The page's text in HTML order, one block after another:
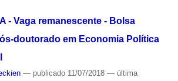
- Vaga remanescente - Bolsa
doutorado em Economia Política
— publicado11/07/2018 — última